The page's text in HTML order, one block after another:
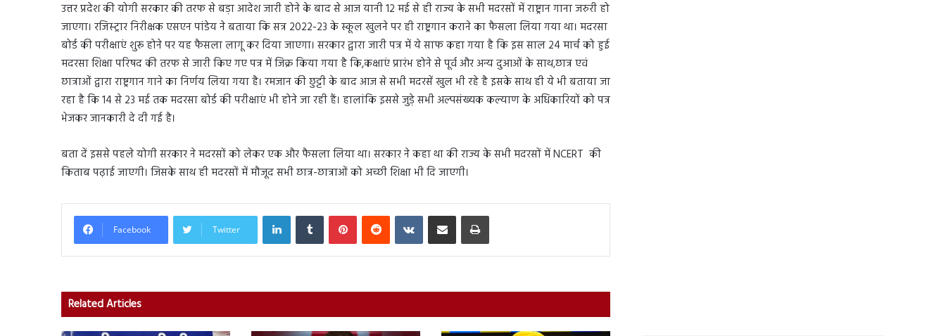
उत्तर प्रदेश की योगी सरकार की तरफ से बड़ा आदेश जारी होने के बाद से आज यानी 12 मई से ही राज्य के सभी मदरसों में राष्ट्रान गाना जरुरी हो
जाएगा। रजिस्ट्रार निरीक्षक एसएन पांडेय ने बताया कि सत्र 2022-23 के स्कूल खुलने पर ही राष्ट्रगान कराने का फैसला लिया गया था। मदरसा
बोर्ड की परीक्षाएं शुरू होने पर यह फैसला लागू कर दिया जाएगा। सरकार द्वारा जारी पत्र में ये साफ कहा गया है कि इस साल 24 मार्च को हुई
मदरसा शिक्षा परिषद की तरफ से जारी किए गए पत्र में जिक्र किया गया है कि,कक्षाएं प्रारंभ होने से पूर्व और अन्य दुआओं के साथ,छात्र एवं
छात्राओं द्वारा राष्ट्रगान गाने का निर्णय लिया गया है। रमजान की छुट्टी के बाद आज से सभी मदरसें खुल भी रहे है इसके साथ ही ये भी बताया जा
रहा है कि 14 से 23 मई तक मदरसा बोर्ड की परीक्षाएं भी होने जा रही हैं। हालांकि इससे जुड़े सभी अल्पसंख्यक कल्याण के अधिकारियों को पत्र
भेजकर जानकारी दे दी गई है।
बता दें इससे पहले योगी सरकार ने मदरसों को लेकर एक और फैसला लिया था। सरकार ने कहा था की राज्य के सभी मदरसों में NCERT की
किताब पढ़ाई जाएगी। जिसके साथ ही मदरसों में मौजूद सभी छात्र-छात्राओं को अच्छी शिक्षा भी दि जाएगी।
Facebook Twitter
LinkedInTumblr PinterestReddit VKontakteShare via Email Print
Related Articles